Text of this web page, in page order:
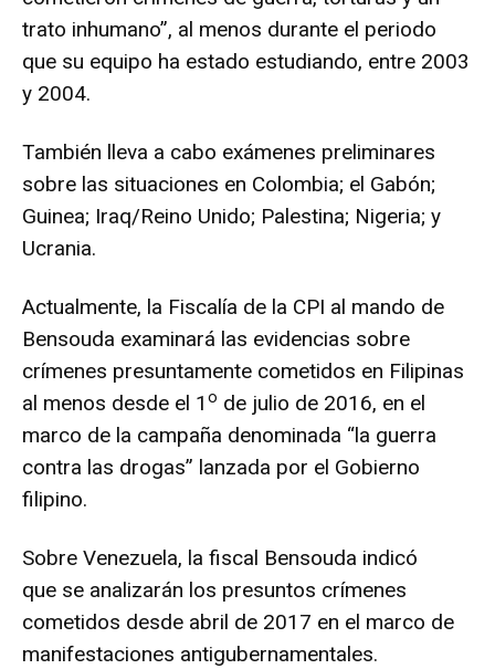
trato inhumano”, al menos durante el periodo
que su equipo ha estado estudiando, entre 2003
y 2004.
También lleva a cabo exámenes preliminares
sobre las situaciones en Colombia; el Gabón;
Guinea; Iraq/Reino Unido; Palestina; Nigeria; y
Ucrania.
Actualmente, la Fiscalía de la CPI al mando de
Bensouda examinará las evidencias sobre
crímenes presuntamente cometidos en Filipinas
al menos desde el 1 o de julio de 2016, en el
marco de la campaña denominada “la guerra
contra las drogas” lanzada por el Gobierno
filipino.
Sobre Venezuela, la fiscal Bensouda indicó
que se analizarán los presuntos crímenes
cometidos desde abril de 2017 en el marco de
manifestaciones antigubernamentales.